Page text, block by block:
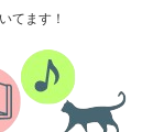
てます！